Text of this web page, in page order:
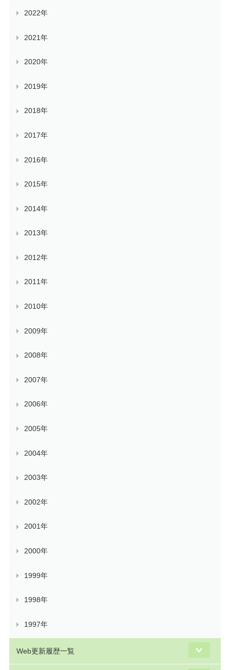
2022年
2021年
2020年
2019年
2018年
2017年
2016年
2015年
2014年
2013年
2012年
2011年
2010年
2009年
2008年
2007年
2006年
2005年
2004年
2003年
2002年
2001年
2000年
1999年
1998年
1997年
Web更新履歴一覧